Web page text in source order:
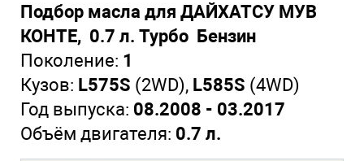
Подбор масла для ДАЙХАТСУ МУВ
КОНТЕ, 0.7 л. Турбо Бензин
Поколение: 1
Кузов: L575S (2WD), L585S (4WD)
Год выпуска: 08.2008 - 03.2017
Объём двигателя: 0.7 л.